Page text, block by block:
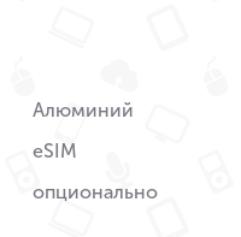
Алюминий
eSIM
опционально